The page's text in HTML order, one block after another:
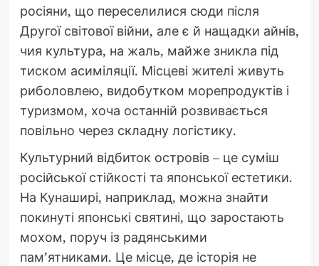
росіяни, що переселилися сюди після
Другої світової війни, але є й нащадки айнів,
чия культура, на жаль, майже зникла під
тиском асиміляції. Місцеві жителі живуть
риболовлею, видобутком морепродуктів і
туризмом, хоча останній розвивається
повільно через складну логістику.
Культурний відбиток островів – це суміш
російської стійкості та японської естетики.
На Кунаширі, наприклад, можна знайти
покинуті японські святині, що заростають
мохом, поруч із радянськими
пам’ятниками. Це місце, де історія не